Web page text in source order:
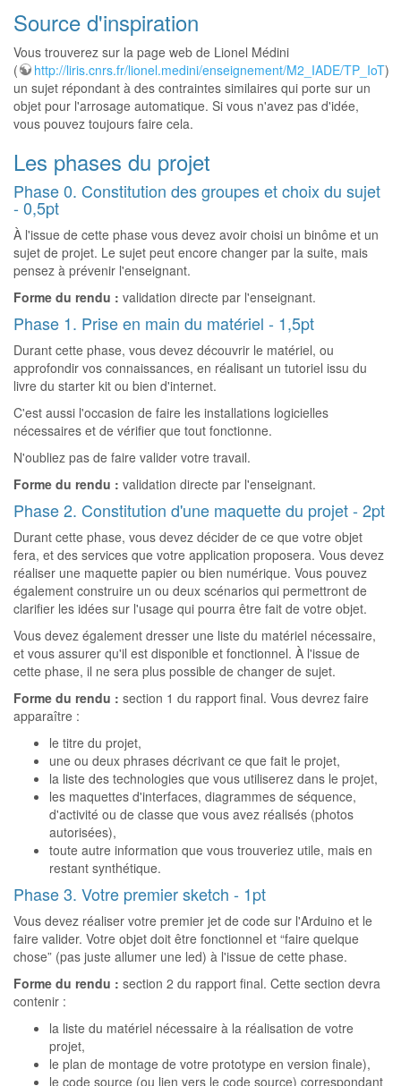
Source d'inspiration
Vous trouverez sur la page web de Lionel Médini
(
http://liris.cnrs.fr/lionel.medini/enseignement/M2_IADE/TP_IoT)
un sujet répondant à des contraintes similaires qui porte sur un
objet pour l'arrosage automatique. Si vous n'avez pas d'idée,
vous pouvez toujours faire cela.
Les phases du projet
Phase 0. Constitution des groupes et choix du sujet
- 0,5pt
À l'issue de cette phase vous devez avoir choisi un binôme et un
sujet de projet. Le sujet peut encore changer par la suite, mais
pensez à prévenir l'enseignant.
Forme du rendu : validation directe par l'enseignant.
Phase 1. Prise en main du matériel - 1,5pt
Durant cette phase, vous devez découvrir le matériel, ou
approfondir vos connaissances, en réalisant un tutoriel issu du
livre du starter kit ou bien d'internet.
C'est aussi l'occasion de faire les installations logicielles
nécessaires et de vérifier que tout fonctionne.
N'oubliez pas de faire valider votre travail.
Forme du rendu : validation directe par l'enseignant.
Phase 2. Constitution d'une maquette du projet - 2pt
Durant cette phase, vous devez décider de ce que votre objet
fera, et des services que votre application proposera. Vous devez
réaliser une maquette papier ou bien numérique. Vous pouvez
également construire un ou deux scénarios qui permettront de
clarifier les idées sur l'usage qui pourra être fait de votre objet.
Vous devez également dresser une liste du matériel nécessaire,
et vous assurer qu'il est disponible et fonctionnel. À l'issue de
cette phase, il ne sera plus possible de changer de sujet.
Forme du rendu : section 1 du rapport final. Vous devrez faire
apparaître :
le titre du projet,
une ou deux phrases décrivant ce que fait le projet,
la liste des technologies que vous utiliserez dans le projet,
les maquettes d'interfaces, diagrammes de séquence,
d'activité ou de classe que vous avez réalisés (photos
autorisées),
toute autre information que vous trouveriez utile, mais en
restant synthétique.
Phase 3. Votre premier sketch - 1pt
Vous devez réaliser votre premier jet de code sur l'Arduino et le
faire valider. Votre objet doit être fonctionnel et “faire quelque
chose” (pas juste allumer une led) à l'issue de cette phase.
Forme du rendu : section 2 du rapport final. Cette section devra
contenir :
la liste du matériel nécessaire à la réalisation de votre
projet,
le plan de montage de votre prototype en version finale),
le code source (ou lien vers le code source) correspondant